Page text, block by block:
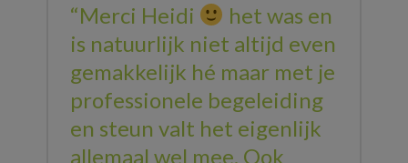
“Merci Heidi
het was en
is natuurlijk niet altijd even
gemakkelijk hé maar met je
professionele begeleiding
en steun valt het eigenlijk
allemaal wel mee. Ook